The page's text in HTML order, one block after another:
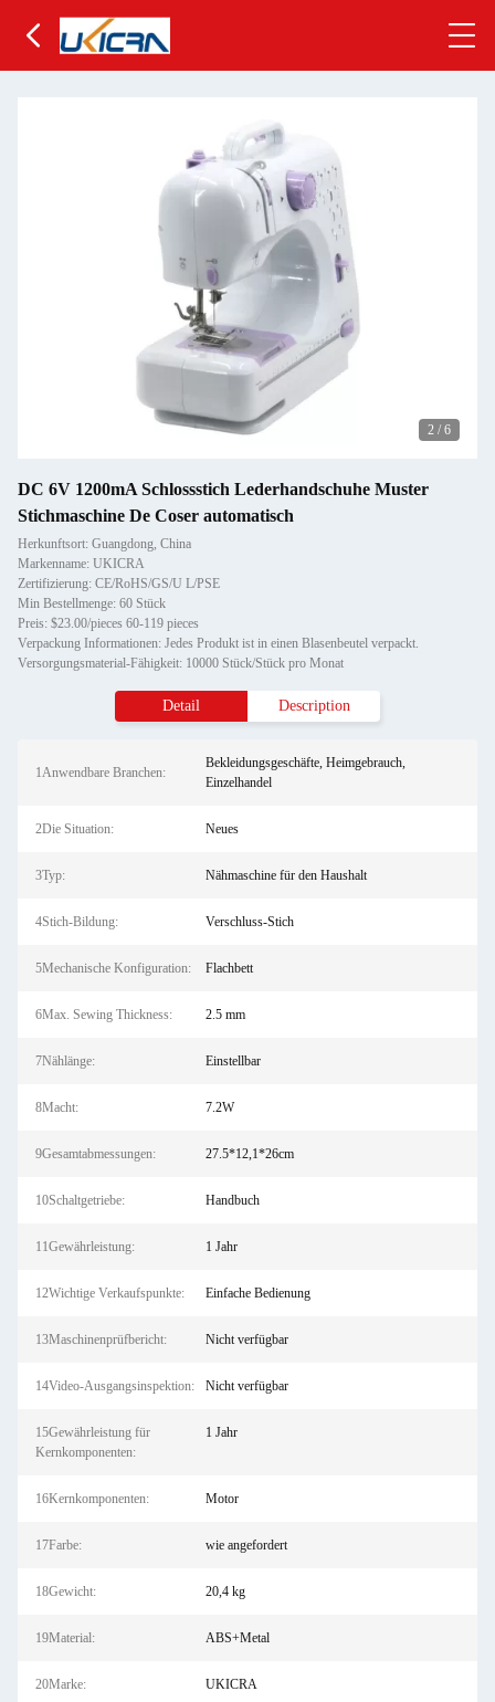
2 / 6
DC 6V 1200mA Schlossstich Lederhandschuhe Muster
Stichmaschine De Coser automatisch
Herkunftsort: Guangdong, China
Markenname: UKICRA
Zertifizierung: CE/RoHS/GS/U L/PSE
Min Bestellmenge: 60 Stück
Preis: $23.00/pieces 60-119 pieces
Verpackung Informationen: Jedes Produkt ist in einen Blasenbeutel verpackt.
Versorgungsmaterial-Fähigkeit: 10000 Stück/Stück pro Monat
Detail Description
1Anwendbare Branchen:
Bekleidungsgeschäfte, Heimgebrauch,
Einzelhandel
2Die Situation: Neues
3Typ: Nähmaschine für den Haushalt
4Stich-Bildung: Verschluss-Stich
5Mechanische Konfiguration: Flachbett
6Max. Sewing Thickness: 2.5 mm
7Nählänge: Einstellbar
8Macht: 7.2W
9Gesamtabmessungen: 27.5*12,1*26cm
10Schaltgetriebe: Handbuch
11Gewährleistung: 1 Jahr
12Wichtige Verkaufspunkte: Einfache Bedienung
13Maschinenprüfbericht: Nicht verfügbar
14Video-Ausgangsinspektion: Nicht verfügbar
15Gewährleistung für
Kernkomponenten:
1 Jahr
16Kernkomponenten: Motor
17Farbe: wie angefordert
18Gewicht: 20,4 kg
19Material: ABS+Metal
20Marke: UKICRA